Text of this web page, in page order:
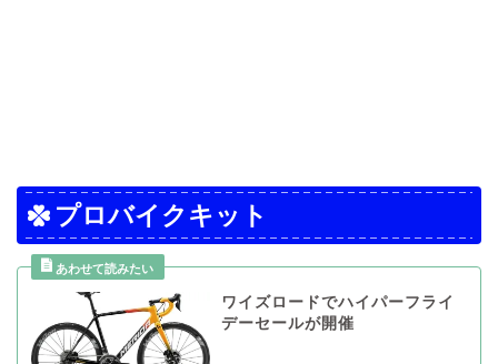
プロバイクキット
ワイズロードでハイパーフライ
デーセールが開催